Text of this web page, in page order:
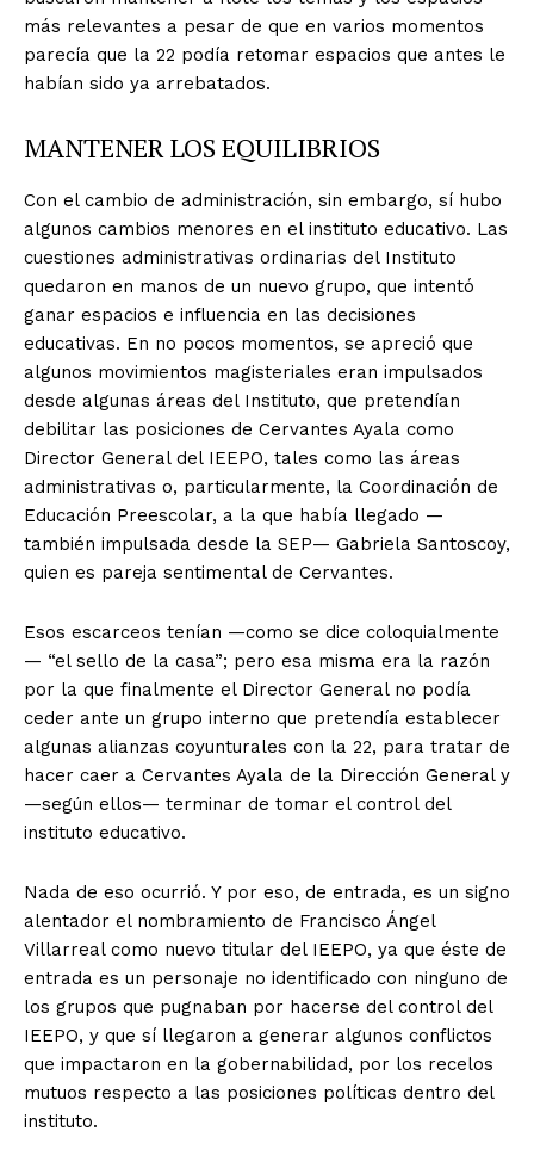
+ Todas las formas de lucha, potencialmente enlazadas
más relevantes a pesar de que en varios momentos
parecía que la 22 podía retomar espacios que antes le
habían sido ya arrebatados.
MANTENER LOS EQUILIBRIOS
Con el cambio de administración, sin embargo, sí hubo
algunos cambios menores en el instituto educativo. Las
cuestiones administrativas ordinarias del Instituto
quedaron en manos de un nuevo grupo, que intentó
ganar espacios e influencia en las decisiones
educativas. En no pocos momentos, se apreció que
algunos movimientos magisteriales eran impulsados
desde algunas áreas del Instituto, que pretendían
debilitar las posiciones de Cervantes Ayala como
Director General del IEEPO, tales como las áreas
administrativas o, particularmente, la Coordinación de
Educación Preescolar, a la que había llegado —
también impulsada desde la SEP— Gabriela Santoscoy,
quien es pareja sentimental de Cervantes.
Esos escarceos tenían —como se dice coloquialmente
— “el sello de la casa”; pero esa misma era la razón
por la que finalmente el Director General no podía
ceder ante un grupo interno que pretendía establecer
algunas alianzas coyunturales con la 22, para tratar de
hacer caer a Cervantes Ayala de la Dirección General y
—según ellos— terminar de tomar el control del
instituto educativo.
Nada de eso ocurrió. Y por eso, de entrada, es un signo
alentador el nombramiento de Francisco Ángel
Villarreal como nuevo titular del IEEPO, ya que éste de
entrada es un personaje no identificado con ninguno de
los grupos que pugnaban por hacerse del control del
IEEPO, y que sí llegaron a generar algunos conflictos
que impactaron en la gobernabilidad, por los recelos
mutuos respecto a las posiciones políticas dentro del
instituto.